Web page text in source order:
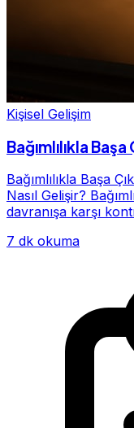
Kişisel Gelişim
Bağımlılıkla
Bağımlılıkla Başa
Nasıl Gelişir?
davranışa karşı
7 dk okuma